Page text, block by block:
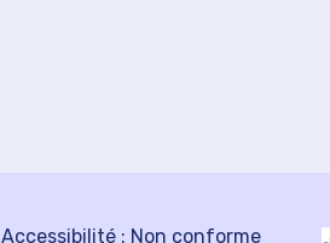
Accessibilité : Non conforme